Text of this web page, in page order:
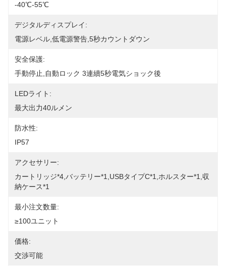
-40℃-55℃
デジタルディスプレイ:
電源レベル,低電源警告,5秒カウントダウン
安全保護:
手動停止,自動ロック 3連續5秒電気ショック後
LEDライト:
最大出力40ルメン
防水性:
IP57
アクセサリー:
カートリッジ*4,バッテリー*1,USBタイプC*1,ホルスター*1,収
納ケース*1
最小注文数量:
≥100ユニット
価格:
交渉可能